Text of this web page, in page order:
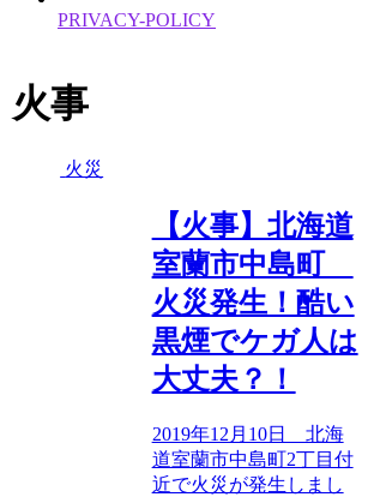
PRIVACY-POLICY
火事
火災
【火事】北海道
室蘭市中島町
火災発生！酷い
黒煙でケガ人は
大丈夫？！
2019年12月10日 北海
道室蘭市中島町2丁目付
近で火災が発生しまし